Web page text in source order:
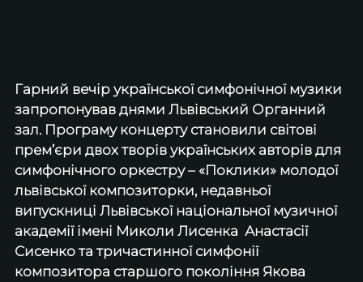
Гарний вечір української симфонічної музики
запропонував днями Львівський Органний
зал. Програму концерту становили світові
прем’єри двох творів українських авторів для
симфонічного оркестру – «Поклики» молодої
львівської композиторки, недавньої
випускниці Львівської національної музичної
академії імені Миколи Лисенка  Анастасії
Сисенко та тричастинної симфонії
композитора старшого покоління Якова